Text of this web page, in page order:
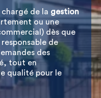
de la gestion
ou une
dès que
de
des
tout en
qualité pour le